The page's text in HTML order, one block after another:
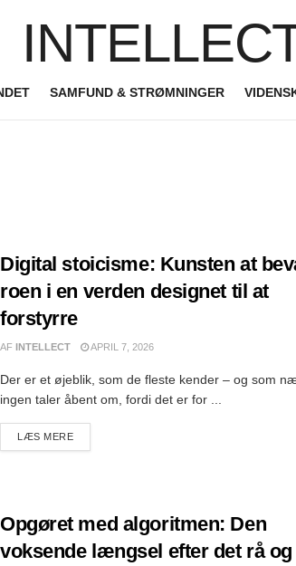
SAMFUND & STRØMNINGER
Digital stoicisme: Kunsten at
roen i en verden designet til at
forstyrre
AF INTELLECT APRIL 7, 2026
Der er et øjeblik, som de fleste kender – og som
ingen taler åbent om, fordi det er for ...
LÆS MEREDETAILS
Opgøret med algoritmen: Den
voksende længsel efter det rå og